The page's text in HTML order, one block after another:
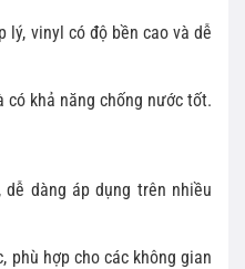
lý, vinyl có độ bền cao và dễ
có khả năng chống nước tốt.
dàng áp dụng trên nhiều
phù hợp cho các không gian